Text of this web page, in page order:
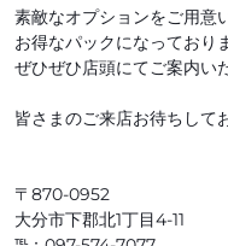
素敵なオプションをご用意
お得なパックになっており
ぜひぜひ店頭にてご案内い
皆さまのご来店お待ちして
〒870-0952
大分市下郡北1丁目4-11